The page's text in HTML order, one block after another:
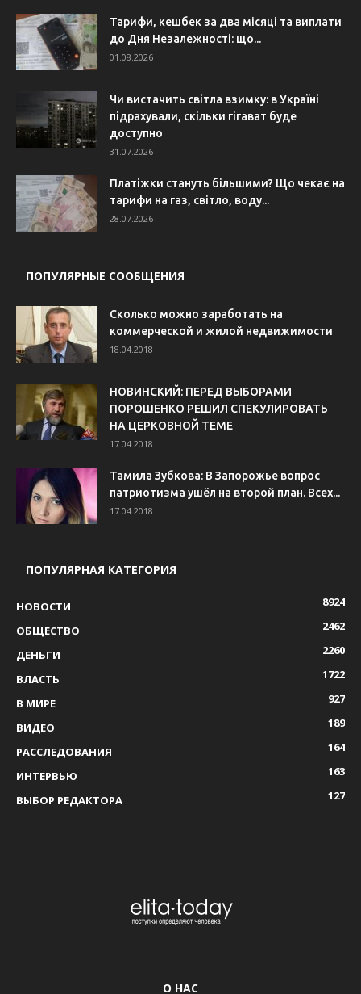
Тарифи, кешбек за два місяці та виплати
до Дня Незалежності: що...
01.08.2026
Чи вистачить світла взимку: в Україні
підрахували, скільки гігават буде
доступно
31.07.2026
Платіжки стануть більшими? Що чекає на
тарифи на газ, світло, воду...
28.07.2026
ПОПУЛЯРНЫЕ СООБЩЕНИЯ
Сколько можно заработать на
коммерческой и жилой недвижимости
18.04.2018
НОВИНСКИЙ: ПЕРЕД ВЫБОРАМИ
ПОРОШЕНКО РЕШИЛ СПЕКУЛИРОВАТЬ
НА ЦЕРКОВНОЙ ТЕМЕ
17.04.2018
Тамила Зубкова: В Запорожье вопрос
патриотизма ушёл на второй план. Всех...
17.04.2018
ПОПУЛЯРНАЯ КАТЕГОРИЯ
НОВОСТИ
8924
ОБЩЕСТВО
2462
ДЕНЬГИ
2260
ВЛАСТЬ
1722
В МИРЕ
927
ВИДЕО
189
РАССЛЕДОВАНИЯ
164
ИНТЕРВЬЮ
163
ВЫБОР РЕДАКТОРА
127
О НАС